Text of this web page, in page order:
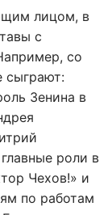
лицом, в
с
со
сыграют:
Зенина в
роли в
Чехов!» и
по работам